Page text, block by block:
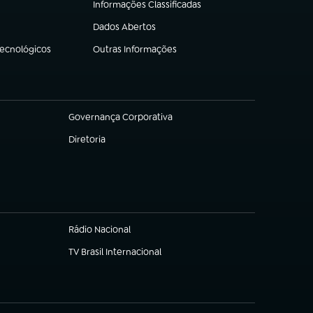
Informações Classificadas
(abre em nova aba)
Dados Abertos
(abre em nova aba)
Outras Informações
(abre em nova aba)
Governança Corporativa
(abre em nova aba)
Diretoria
(abre em nova aba)
Rádio Nacional
TV Brasil Internacional
(abre em nova aba)